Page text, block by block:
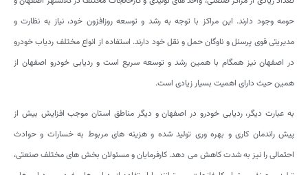
حومه وجود دارند. این مراکز با توجه به رشد و توسعه روزافزون خود، نیاز به نظارت و
مدیریتی قوی پرسنل و ناوگان حمل و نقل خود دارند. استفاده از انواع مختلف ردیاب خودرو
در اصفهان نیز همگام با همین رشد و توسعه سریع است و ردیابی خودرو اصفهان از
همین حیث دارای اهمیت بسیار زیادی است.
به عبارت دیگر، ردیابی خودرو در اصفهان و دیگر مناطق استان موجب افزایش بیش از
پیش راندمان کاری و بهره وری تولید شده و هزینه های مربوط به خسارات و حوادث
احتمالی را نیز به شدت کاهش می دهد. کارفرمایان و مسئولان بخش های مختلف صنعتی،